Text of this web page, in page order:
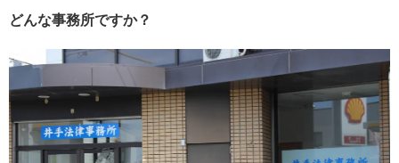
どんな事務所ですか？